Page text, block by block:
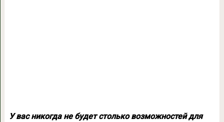
У вас никогда не будет столько возможностей для